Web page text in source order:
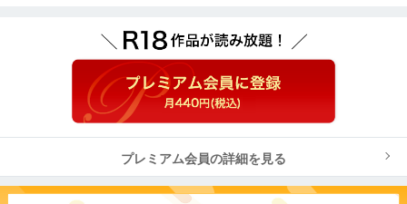
プレミアム会員の詳細を見る